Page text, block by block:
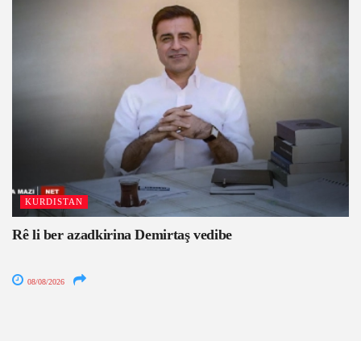
KURDISTAN
Rê li ber azadkirina Demirtaş vedibe
08/08/2026